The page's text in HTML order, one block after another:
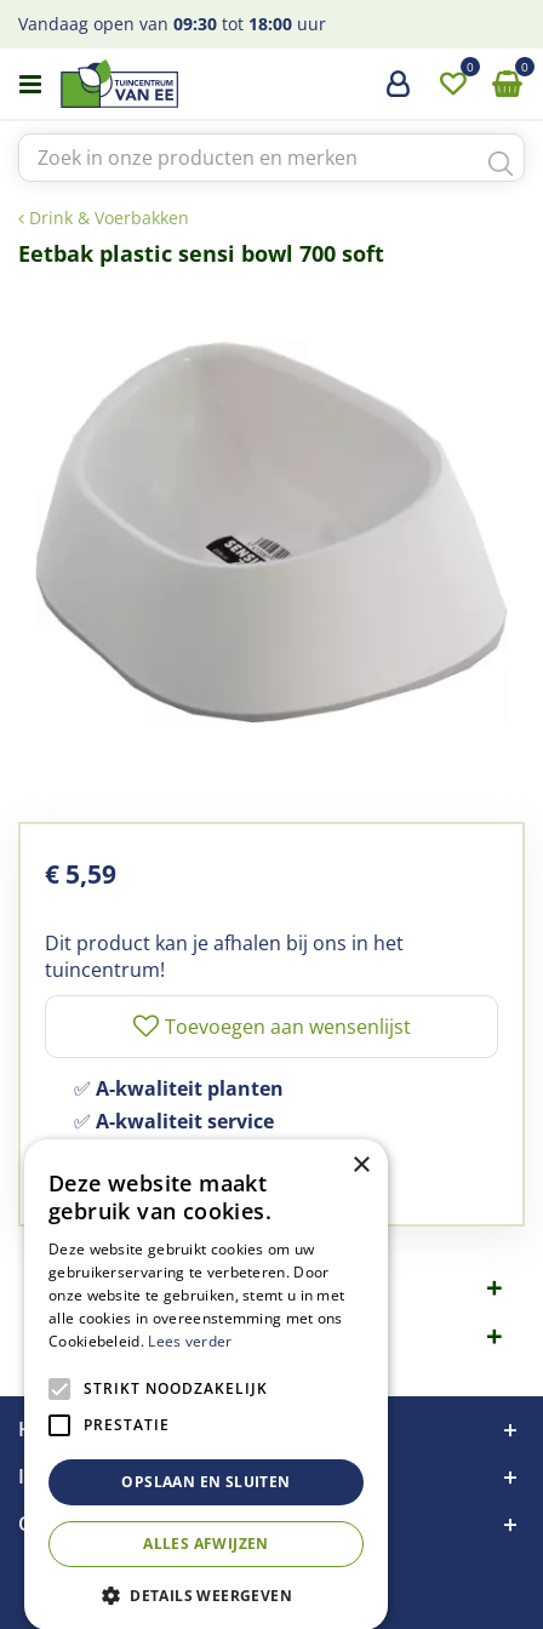
a
Drink & Voerbakken
Vandaag open van 09:30 tot 18:00 uur
Eetbak plastic sensi bowl 700 soft
€ 5,59
Dit product kan je afhalen bij ons in het
tuincentrum!
✅ A-kwaliteit planten
✅ A-kwaliteit service
✅Groen, dat is wat we doen
Omschrijving
Specificaties
Handige links
Informatie
Contact
×
Deze website maakt
gebruik van cookies.
Deze website gebruikt cookies om uw
gebruikerservaring te verbeteren. Door
onze website te gebruiken, stemt u in met
alle cookies in overeenstemming met ons
Cookiebeleid. Lees verder
STRIKT NOODZAKELIJK
PRESTATIE
OPSLAAN EN SLUITEN
ALLES AFWIJZEN
DETAILS WEERGEVEN